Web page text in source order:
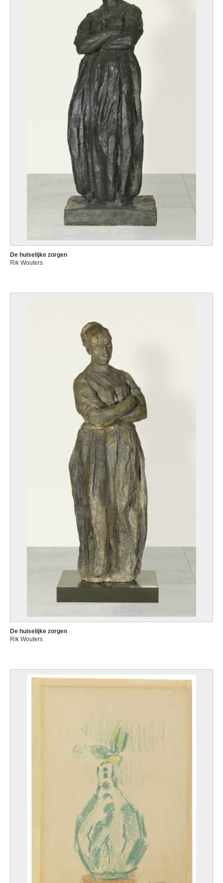
De huiselijke zorgen
Rik Wouters
De huiselijke zorgen
Rik Wouters